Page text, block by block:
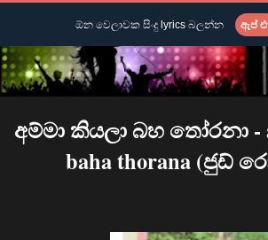
අම්මා කියලා බහ තෝරනා -
baha thorana (ජුඩ්
ඕන වෙලාවක සිංදු lyrics බලන්න ඇප්